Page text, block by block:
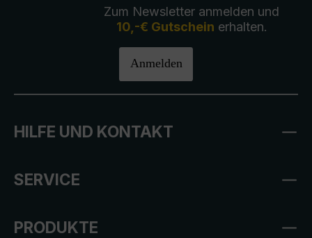
Zum Newsletter anmelden und
10,-€ Gutschein erhalten.
Anmelden
HILFE UND KONTAKT
SERVICE
PRODUKTE